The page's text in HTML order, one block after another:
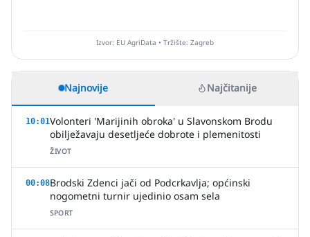
Izvor: EU AgriData • Tržište: Zagreb
Najnovije Najčitanije
10:01Volonteri 'Marijinih obroka' u Slavonskom Brodu
obilježavaju desetljeće dobrote i plemenitosti
ŽIVOT
00:08Brodski Zdenci jači od Podcrkavlja; općinski
nogometni turnir ujedinio osam sela
SPORT